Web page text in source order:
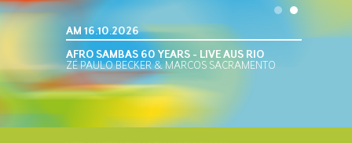
AM 16.10.2026
AFRO SAMBAS 60 YEARS - LIVE AUS RIO
ZÉ PAULO BECKER & MARCOS SACRAMENTO